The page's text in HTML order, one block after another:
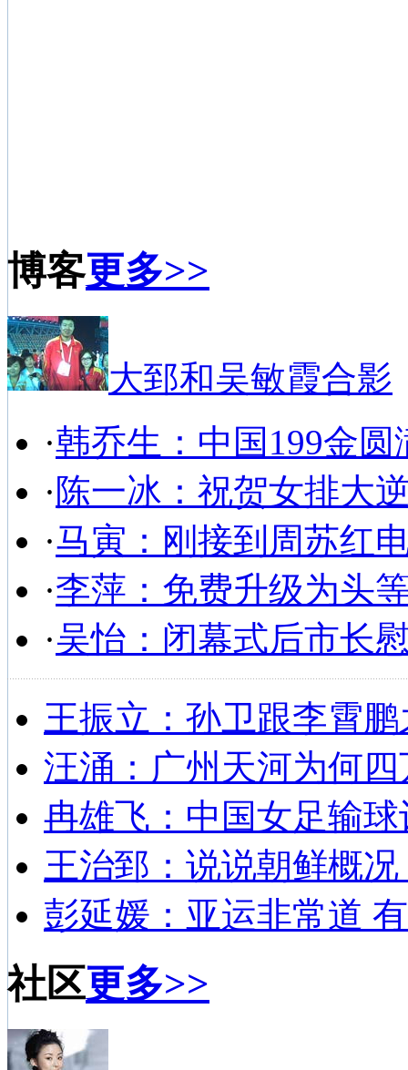
博客更多>>
大郅和吴敏霞合影
·韩乔生：中国199金圆
·陈一冰：祝贺女排大
·马寅：刚接到周苏红
·李萍：免费升级为头
·吴怡：闭幕式后市长
王振立：孙卫跟李霄
汪涌：广州天河为何
冉雄飞：中国女足输
王治郅：说说朝鲜概
彭延媛：亚运非常道
社区更多>>